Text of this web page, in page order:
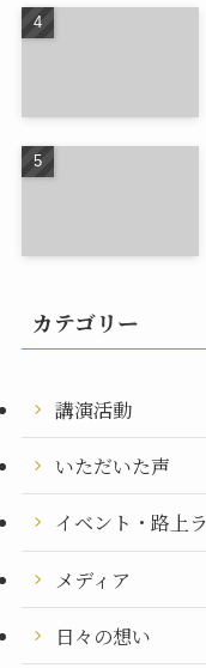
カテゴリー
講演活動
いただいた声
イベント・路上
メディア
日々の想い